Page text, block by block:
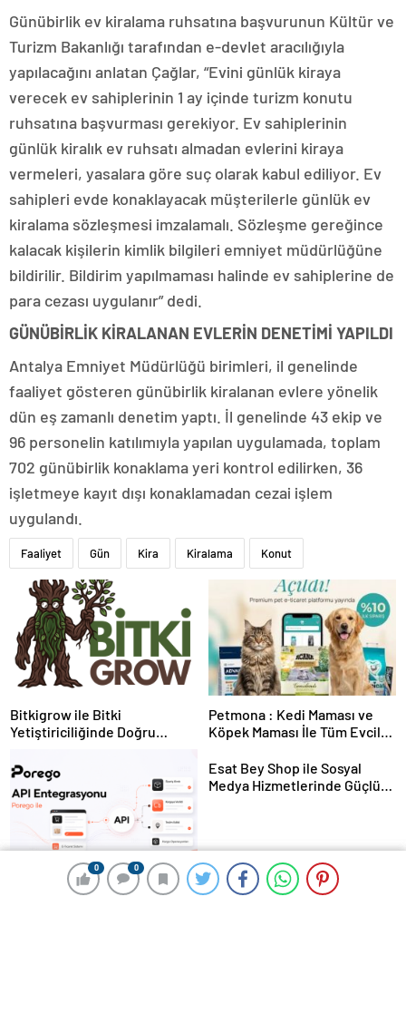
0 0
0 0
Günübirlik ev kiralama ruhsatına başvurunun Kültür ve
Turizm Bakanlığı tarafından e-devlet aracılığıyla
yapılacağını anlatan Çağlar, “Evini günlük kiraya
verecek ev sahiplerinin 1 ay içinde turizm konutu
ruhsatına başvurması gerekiyor. Ev sahiplerinin
günlük kiralık ev ruhsatı almadan evlerini kiraya
vermeleri, yasalara göre suç olarak kabul ediliyor. Ev
sahipleri evde konaklayacak müşterilerle günlük ev
kiralama sözleşmesi imzalamalı. Sözleşme gereğince
kalacak kişilerin kimlik bilgileri emniyet müdürlüğüne
bildirilir. Bildirim yapılmaması halinde ev sahiplerine de
para cezası uygulanır” dedi.
GÜNÜBİRLİK KİRALANAN EVLERİN DENETİMİ YAPILDI
Antalya Emniyet Müdürlüğü birimleri, il genelinde
faaliyet gösteren günübirlik kiralanan evlere yönelik
dün eş zamanlı denetim yaptı. İl genelinde 43 ekip ve
96 personelin katılımıyla yapılan uygulamada, toplam
702 günübirlik konaklama yeri kontrol edilirken, 36
işletmeye kayıt dışı konaklamadan cezai işlem
uygulandı.
Faaliyet Gün Kira Kiralama Konut
Bitkigrow ile Bitki
Yetiştiriciliğinde Doğru
Petmona : Kedi Maması ve
Köpek Maması İle Tüm Evcil
Porego ile Kargo Süreçlerinizi
Daha Kolay Yönetin
Esat Bey Shop ile Sosyal
Medya Hizmetlerinde Güçlü